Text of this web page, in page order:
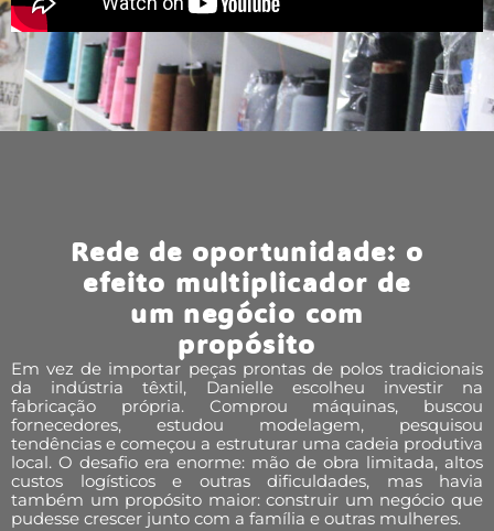
Rede de oportunidade: o
efeito multiplicador de
um negócio com
propósito
Em vez de importar peças prontas de polos tradicionais
da indústria têxtil, Danielle escolheu investir na
fabricação própria. Comprou máquinas, buscou
fornecedores, estudou modelagem, pesquisou
tendências e começou a estruturar uma cadeia produtiva
local. O desafio era enorme: mão de obra limitada, altos
custos logísticos e outras dificuldades, mas havia
também um propósito maior: construir um negócio que
pudesse crescer junto com a família e outras mulheres.